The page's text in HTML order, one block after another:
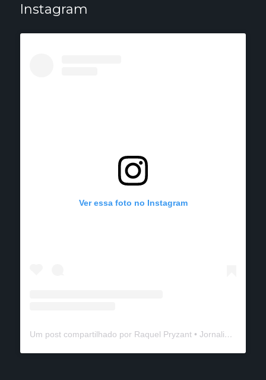
Instagram
Ver essa foto no Instagram
Um post compartilhado por Raquel Pryzant • Jornalismo de Viagem (@solanomundo)